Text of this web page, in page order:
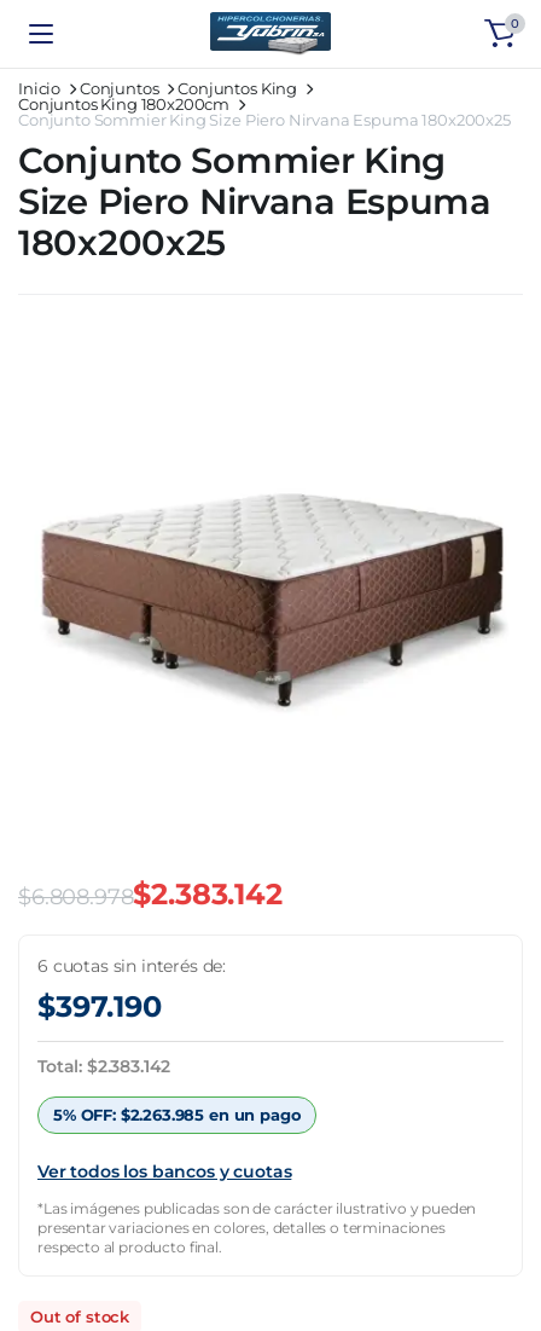
0
Inicio Conjuntos
Conjuntos King
Conjuntos King 180x200cm
Conjunto Sommier King Size Piero Nirvana Espuma 180x200x25
Conjunto Sommier King
Size Piero Nirvana Espuma
180x200x25
$6.808.978
precio
original
era:
$6.808.978.
$2.383.142
precio
actual
es:
$2.383.142.
6 cuotas sin interés de:
$397.190
Total: $2.383.142
5% OFF: $2.263.985 en un pago
Ver todos los bancos y cuotas
*Las imágenes publicadas son de carácter ilustrativo y pueden
presentar variaciones en colores, detalles o terminaciones
respecto al producto final.
Out of stock